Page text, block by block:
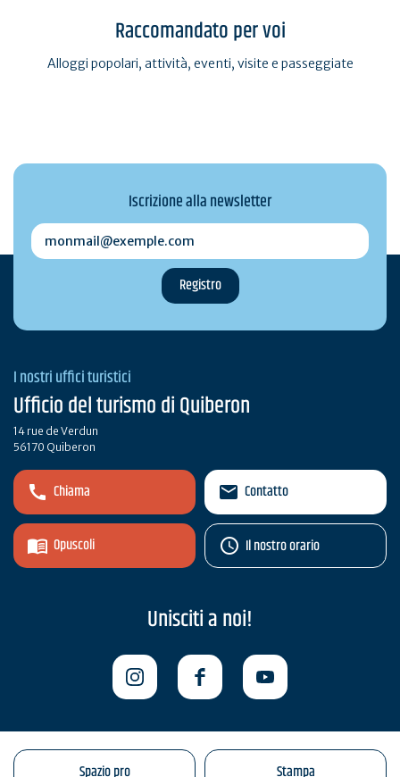
Raccomandato per voi
Alloggi popolari, attività, eventi, visite e passeggiate
Iscrizione alla newsletter
monmail@exemple.com
I nostri uffici turistici
Ufficio del turismo di Quiberon
14 rue de Verdun
56170 Quiberon
Chiama
Opuscoli
Contatto
Il nostro orario
Unisciti a noi!
Spazio pro Stampa